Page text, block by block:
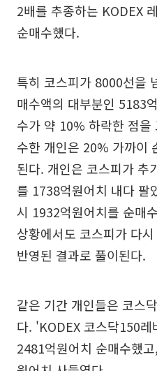
2배를 추종하는 KODEX
순매수했다.
특히 코스피가 8000선을
매수액의 대부분인 5183
수가 약 10% 하락한 점을
수한 개인은 20% 가까이
된다. 개인은 코스피가 추
를 1738억원어치 내다 팔
시 1932억원어치를 순매
상황에서도 코스피가 다
반영된 결과로 풀이된다.
같은 기간 개인들은 코스
다. 'KODEX 코스닥150
2481억원어치 순매수했